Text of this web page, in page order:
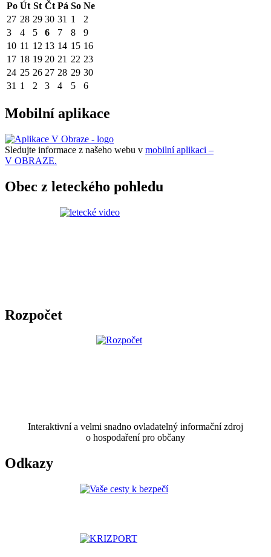
Po Út St Čt Pá So Ne
27 28 29 30 31 1
2
3
4 5 6 7 8
9
10 11 12 13 14 15 16
17 18 19 20 21 22 23
24 25 26 27 28 29 30
31 1 2 3 4 5 6
Mobilní aplikace
Sledujte informace z našeho webu v mobilní aplikaci –
V OBRAZE.
Obec z leteckého pohledu
Rozpočet
Interaktivní a velmi snadno ovladatelný informační zdroj
o hospodaření pro občany
Odkazy